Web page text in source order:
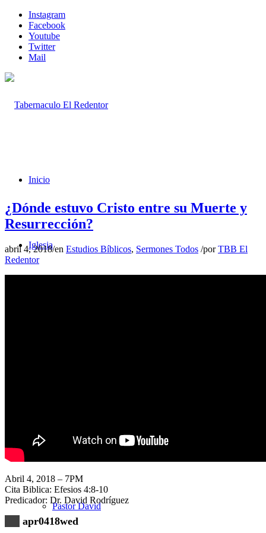
Instagram
Facebook
Youtube
Twitter
Mail
Inicio
Iglesia
Campaña Pro-templo
Pastor David
¿Dónde estuvo Cristo entre su Muerte y
Resurrección?
abril 4, 2018/en Estudios Bíblicos, Sermones Todos /porTBB El
Redentor
Abril 4, 2018 – 7PM
Cita Biblica: Efesios 4:8-10
Predicador: Dr. David Rodríguez
apr0418wed